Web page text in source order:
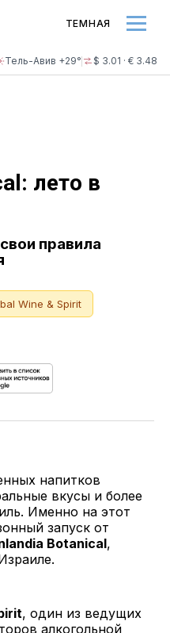
Тель-Авив +29° $ 3.01 · € 3.48
ТЕМНАЯ
лето в
правила
Wine & Spirit
напитков
вкусы и более
Именно на этот
запуск от
Botanical,
, один из ведущих
алкогольной